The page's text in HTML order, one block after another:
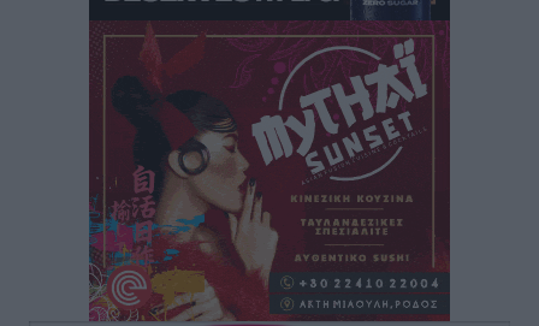
τρόμου” – Η συγκλονιστική μαρτυρία της Χαρούλας
Γιασιράνη στον RV για τα γεγονότα που οδήγησαν στο
Σύμφωνο της Λέρου
Τοπικές Ειδήσεις • πριν 11 ώρες
Συναυλία με τον Γιάννη Κότσιρα στις 21 Αυγούστου
Πολιτιστικά• πριν 11 ώρες
Έκτακτη συνεδρίαση της Δημοτικής Επιτροπής Ρόδου
αύριο Παρασκευή 7 Αυγούστου